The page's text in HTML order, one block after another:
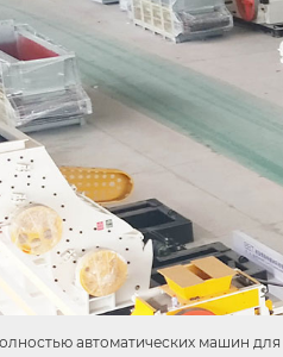
автоматических машин